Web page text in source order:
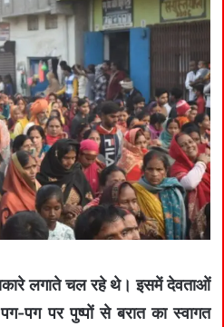
लगाते चल रहे थे। इसमें देवताओं
पग पर पुष्पों से बरात का स्वागत